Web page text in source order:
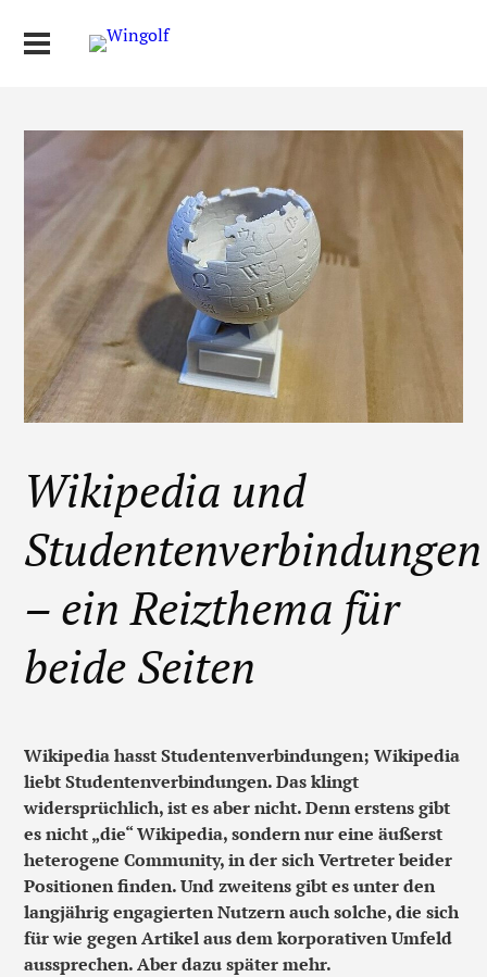
Wikipedia und
Studentenverbindungen
– ein Reizthema für
beide Seiten
Wikipedia hasst Studentenverbindungen; Wikipedia
liebt Studentenverbindungen. Das klingt
widersprüchlich, ist es aber nicht. Denn erstens gibt
es nicht „die“ Wikipedia, sondern nur eine äußerst
heterogene Community, in der sich Vertreter beider
Positionen finden. Und zweitens gibt es unter den
langjährig engagierten Nutzern auch solche, die sich
für wie gegen Artikel aus dem korporativen Umfeld
aussprechen. Aber dazu später mehr.